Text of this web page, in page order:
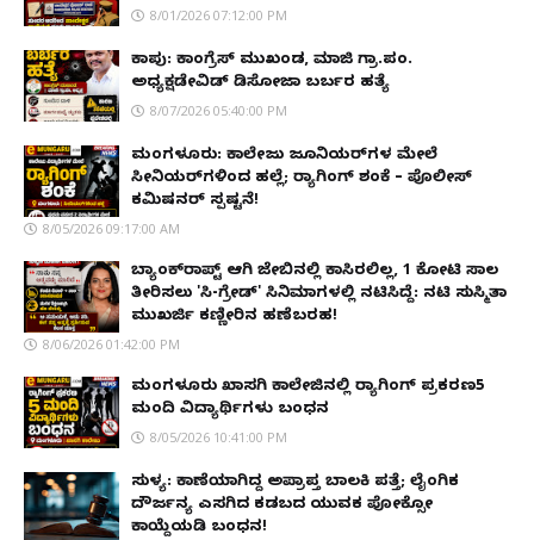
8/01/2026 07:12:00 PM
ಕಾಪು: ಕಾಂಗ್ರೆಸ್ ಮುಖಂಡ, ಮಾಜಿ ಗ್ರಾ.ಪಂ.
ಅಧ್ಯಕ್ಷಡೇವಿಡ್ ಡಿಸೋಜಾ ಬರ್ಬರ ಹತ್ಯೆ
8/07/2026 05:40:00 PM
ಮಂಗಳೂರು: ಕಾಲೇಜು ಜೂನಿಯರ್‌ಗಳ ಮೇಲೆ
ಸೀನಿಯರ್‌ಗಳಿಂದ ಹಲ್ಲೆ; ರ‌್ಯಾಗಿಂಗ್ ಶಂಕೆ – ಪೊಲೀಸ್
ಕಮಿಷನರ್ ಸ್ಪಷ್ಟನೆ!
8/05/2026 09:17:00 AM
ಬ್ಯಾಂಕ್‌ರಾಪ್ಟ್‌ ಆಗಿ ಜೇಬಿನಲ್ಲಿ ಕಾಸಿರಲಿಲ್ಲ, ₹1 ಕೋಟಿ ಸಾಲ
ತೀರಿಸಲು 'ಸಿ-ಗ್ರೇಡ್' ಸಿನಿಮಾಗಳಲ್ಲಿ ನಟಿಸಿದ್ದೆ: ನಟಿ ಸುಸ್ಮಿತಾ
ಮುಖರ್ಜಿ ಕಣ್ಣೀರಿನ ಹಣೆಬರಹ!
8/06/2026 01:42:00 PM
ಮಂಗಳೂರು ಖಾಸಗಿ ಕಾಲೇಜಿನಲ್ಲಿ ರ‌್ಯಾಗಿಂಗ್ ಪ್ರಕರಣ5
ಮಂದಿ ವಿದ್ಯಾರ್ಥಿಗಳು ಬಂಧನ
8/05/2026 10:41:00 PM
ಸುಳ್ಯ: ಕಾಣೆಯಾಗಿದ್ದ ಅಪ್ರಾಪ್ತ ಬಾಲಕಿ ಪತ್ತೆ; ಲೈಂಗಿಕ
ದೌರ್ಜನ್ಯ ಎಸಗಿದ ಕಡಬದ ಯುವಕ ಪೋಕ್ಸೋ
ಕಾಯ್ದೆಯಡಿ ಬಂಧನ!